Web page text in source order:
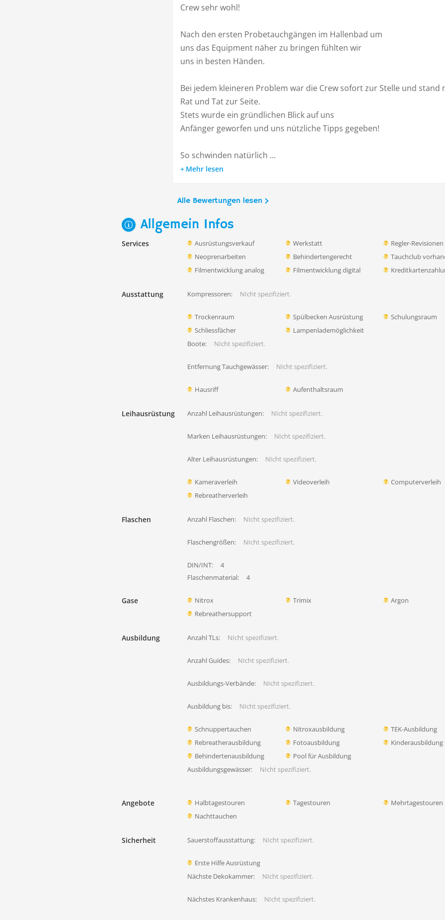
Crew sehr wohl!
Nach den ersten Probetauchgängen im Hallenbad um
uns das Equipment näher zu bringen fühlten wir
uns in besten Händen.
Bei jedem kleineren Problem war die Crew sofort zur Stelle und stand
Rat und Tat zur Seite.
Stets wurde ein gründlichen Blick auf uns
Anfänger geworfen und uns nützliche Tipps gegeben!
So schwinden natürlich ...
Mehr lesen
Alle Bewertungen lesen
Allgemein Infos
Services Ausrüstungsverkauf Werkstatt
Regler-Revisionen
Neoprenarbeiten
Behindertengerecht
Tauchclub
Filmentwicklung analog
Filmentwicklung digital
Ausstattung Kompressoren: NIcht spezifiziert.
Trockenraum Spülbecken Ausrüstung
Schulungsraum
Schliessfächer
Lampenlademöglichkeit
Boote:
NIcht spezifiziert.
Entfernung Tauchgewässer: NIcht spezifiziert.
Hausriff Aufenthaltsraum
Leihausrüstung Anzahl Leihausrüstungen: NIcht spezifiziert.
Marken Leihausrüstungen: NIcht spezifiziert.
Alter Leihausrüstungen: NIcht spezifiziert.
Kameraverleih Videoverleih
Computerverleih
Rebreatherverleih
Flaschen Anzahl Flaschen: NIcht spezifiziert.
Flaschengrößen: NIcht spezifiziert.
DIN/INT:
4
Flaschenmaterial:
4
Gase Nitrox Trimix
Argon
Rebreathersupport
Ausbildung Anzahl TLs: NIcht spezifiziert.
Anzahl Guides: NIcht spezifiziert.
Ausbildungs-Verbände: NIcht spezifiziert.
Ausbildung bis: NIcht spezifiziert.
Schnuppertauchen Nitroxausbildung
TEK-Ausbildung
Rebreatherausbildung
Fotoausbildung
Kinderausbildung
Behindertenausbildung
Pool für Ausbildung
Ausbildungsgewässer:
NIcht spezifiziert.
Angebote Halbtagestouren Tagestouren
Mehrtagestouren
Nachttauchen
Sicherheit Sauerstoffausstattung: NIcht spezifiziert.
Erste Hilfe Ausrüstung
Nächste Dekokammer:
NIcht spezifiziert.
Nächstes Krankenhaus: NIcht spezifiziert.